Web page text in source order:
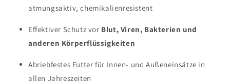
atmungsaktiv, chemikalienresistent
Effektiver Schutz vor Blut, Viren, Bakterien und
anderen Körperflüssigkeiten
Abriebfestes Futter für Innen- und Außeneinsätze in
allen Jahreszeiten